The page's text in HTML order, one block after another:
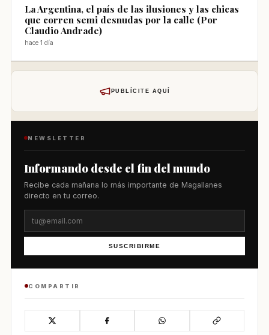
La Argentina, el país de las ilusiones y las chicas
que corren semi desnudas por la calle (Por
Claudio Andrade)
hace 1 día
PUBLÍCITE AQUÍ
NEWSLETTER
Informando desde el fin del mundo
Recibe cada mañana lo más importante de Magallanes
directo en tu correo.
SUSCRIBIRME
COMPARTIR